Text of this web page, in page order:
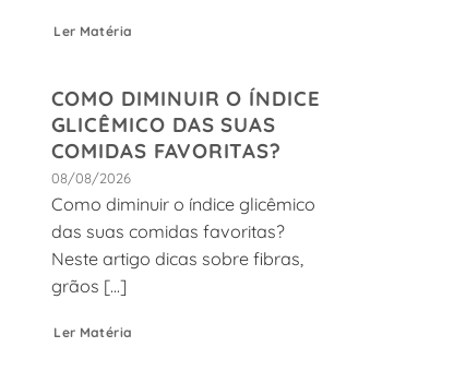
Ler Matéria
COMO DIMINUIR O ÍNDICE
GLICÊMICO DAS SUAS
COMIDAS FAVORITAS?
08/08/2026
Como diminuir o índice glicêmico
das suas comidas favoritas?
Neste artigo dicas sobre fibras,
grãos [...]
Ler Matéria